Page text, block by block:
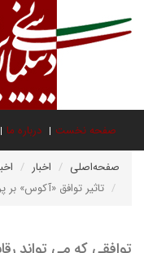
صفحه نخست درباره ما
صفحه‌اصلی اخبار
تاثیر توافق «آکوس» بر